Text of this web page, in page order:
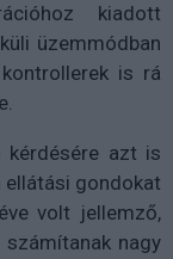
kiadott
üzemmódban
is rá
kérdésére azt is
ellátási gondokat
volt jellemző,
nagy